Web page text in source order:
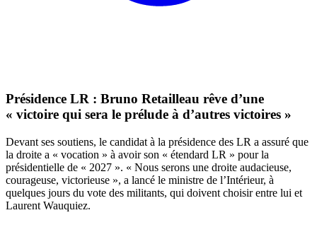
Présidence LR : Bruno Retailleau rêve d’une
« victoire qui sera le prélude à d’autres victoires »
Devant ses soutiens, le candidat à la présidence des LR a assuré que
la droite a « vocation » à avoir son « étendard LR » pour la
présidentielle de « 2027 ». « Nous serons une droite audacieuse,
courageuse, victorieuse », a lancé le ministre de l’Intérieur, à
quelques jours du vote des militants, qui doivent choisir entre lui et
Laurent Wauquiez.